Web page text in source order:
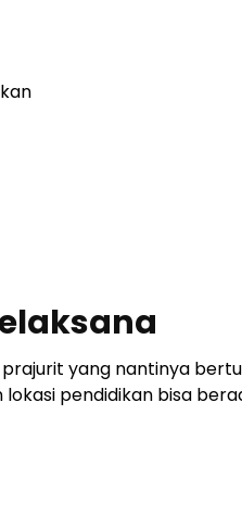
yang nantinya
pendidikan bisa